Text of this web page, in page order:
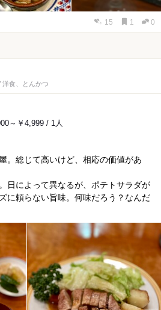
15 1 0
洋食、とんかつ
～￥4,999 / 1人
。総じて高いけど、相応の価値があ
日によって異なるが、ポテトサラダが
に頼らない旨味。何味だろう？なんだ